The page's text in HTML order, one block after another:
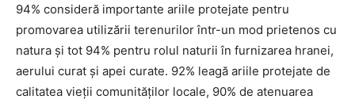
94% consideră importante ariile protejate pentru
promovarea utilizării terenurilor într-un mod prietenos cu
natura și tot 94% pentru rolul naturii în furnizarea hranei,
aerului curat și apei curate. 92% leagă ariile protejate de
calitatea vieții comunităților locale, 90% de atenuarea